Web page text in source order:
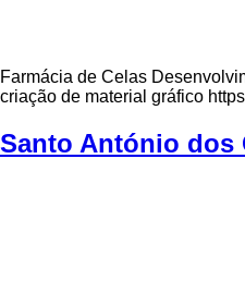
Farmácia de Celas
criação de material gráfico
Santo António dos